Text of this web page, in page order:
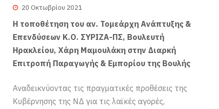
20 Οκτωβρίου 2021
Η τοποθέτηση του αν. Τομεάρχη Ανάπτυξης &
Επενδύσεων Κ.Ο. ΣΥΡΙΖΑ-ΠΣ, Βουλευτή
Ηρακλείου, Χάρη Μαμουλάκη στην Διαρκή
Επιτροπή Παραγωγής & Εμπορίου της Βουλής
Αναδεικνύοντας τις πραγματικές προθέσεις της
Κυβέρνησης της ΝΔ για τις λαϊκές αγορές,